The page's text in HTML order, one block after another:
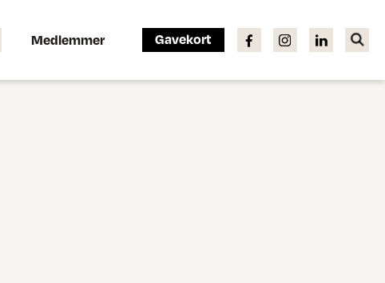
Medlemmer Gavekort